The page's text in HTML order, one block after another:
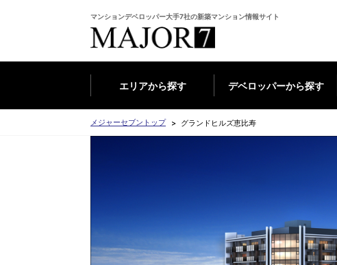
マンションデベロッパー大手7社の新築マンション情報サイト
エリアから探す デベロッパーから探す
メジャーセブントップ グランドヒルズ恵比寿